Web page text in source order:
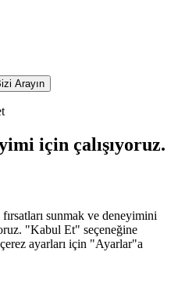
Arayın
için çalışıyoruz.
sunmak ve deneyimini
"Kabul Et" seçeneğine
ayarları için "Ayarlar"a